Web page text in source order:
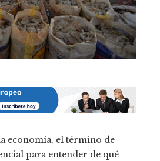
economía, el término de
para entender de qué